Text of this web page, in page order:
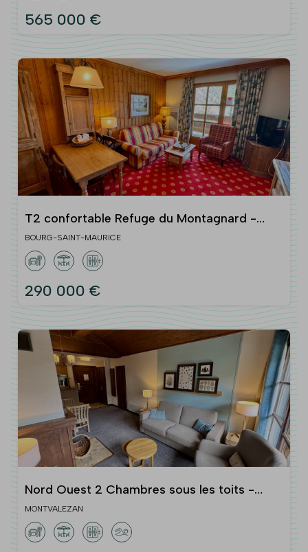
565 000 €
T2 confortable Refuge du Montagnard -
ARC 1950
BOURG-SAINT-MAURICE
290 000 €
Nord Ouest 2 Chambres sous les toits -
Alerte investisseurs
MONTVALEZAN